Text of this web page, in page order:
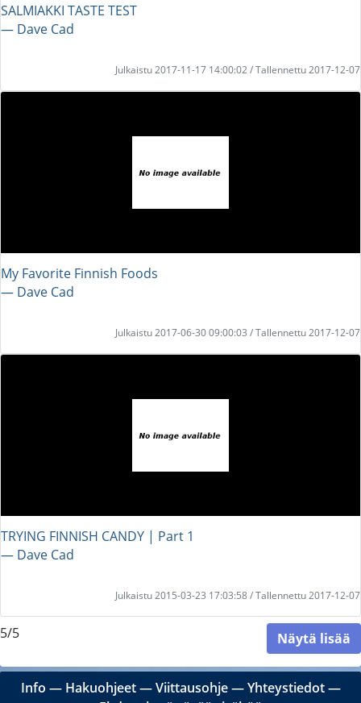
SALMIAKKI TASTE TEST
― Dave Cad
Julkaistu 2017-11-17 14:00:02 / Tallennettu 2017-12-07
My Favorite Finnish Foods
― Dave Cad
Julkaistu 2017-06-30 09:00:03 / Tallennettu 2017-12-07
TRYING FINNISH CANDY | Part 1
― Dave Cad
Julkaistu 2015-03-23 17:03:58 / Tallennettu 2017-12-07
5/5 Näytä lisää
Info ― Hakuohjeet―Viittausohje―Yhteystiedot―